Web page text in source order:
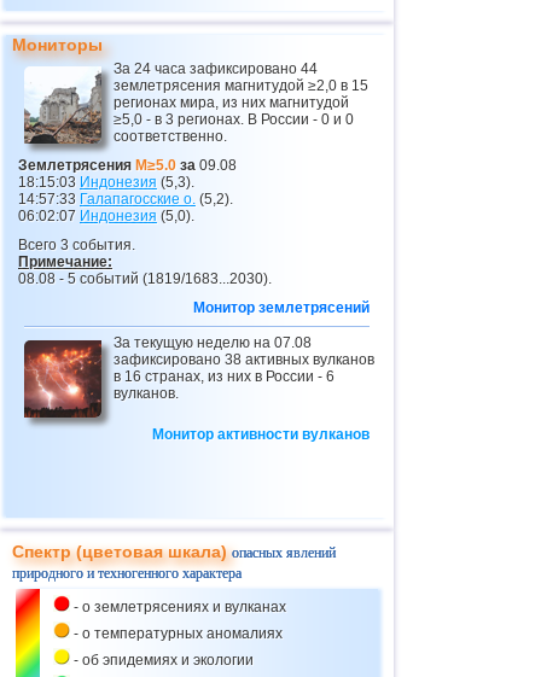
26 о.Виргинии (США)
27 Сальвадор 3,6 1
28 Венесуэла 3,6
29 Австрия
30 Коста-Рика
32 Гватемала
3,1 1
34 Гваделупа
35 Греция 3,0
Мониторы
За 24 часа зафиксировано 44
землетрясения магнитудой ≥2,0 в 15
регионах мира, из них магнитудой
≥5,0 - в 3 регионах. В России - 0 и 0
соответственно.
Землетрясения M≥5.0 за 09.08
18:15:03 Индонезия (5,3).
14:57:33 Галапагосские о. (5,2).
06:02:07 Индонезия (5,0).
Всего 3 события.
Примечание:
08.08 - 5 событий (1819/1683...2030).
Монитор землетрясений
За текущую неделю на 07.08
зафиксировано 38 активных вулканов
в 16 странах, из них в России - 6
вулканов.
Монитор активности вулканов
Спектр (цветовая шкала)опасных явлений
природного и техногенного характера
- о землетрясениях и вулканах
- о температурных аномалиях
- об эпидемиях и экологии